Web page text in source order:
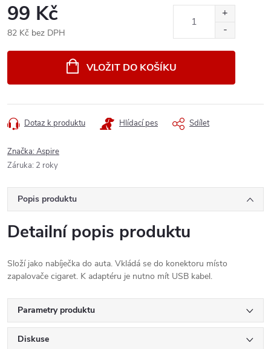
99 Kč
82 Kč bez DPH
VLOŽIT DO KOŠÍKU
Dotaz k produktu Hlídací pes Sdílet
Značka:Aspire
Záruka: 2 roky
Popis produktu
Detailní popis produktu
Složí jako nabíječka do auta. Vkládá se do konektoru místo
zapalovače cigaret. K adaptéru je nutno mít USB kabel.
Parametry produktu
Diskuse